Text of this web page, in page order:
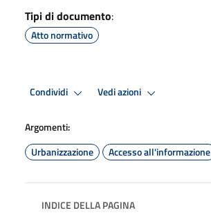
Tipi di documento:
Atto normativo
Condividi Vedi azioni
Argomenti:
Urbanizzazione
Accesso all'informazione
INDICE DELLA PAGINA